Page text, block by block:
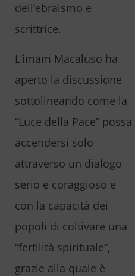
dell’ebraismo e
scrittrice.
L’imam Macaluso ha
aperto la discussione
sottolineando come la
“Luce della Pace” possa
accendersi solo
attraverso un dialogo
serio e coraggioso e
con la capacità dei
popoli di coltivare una
“fertilità spirituale”,
grazie alla quale è